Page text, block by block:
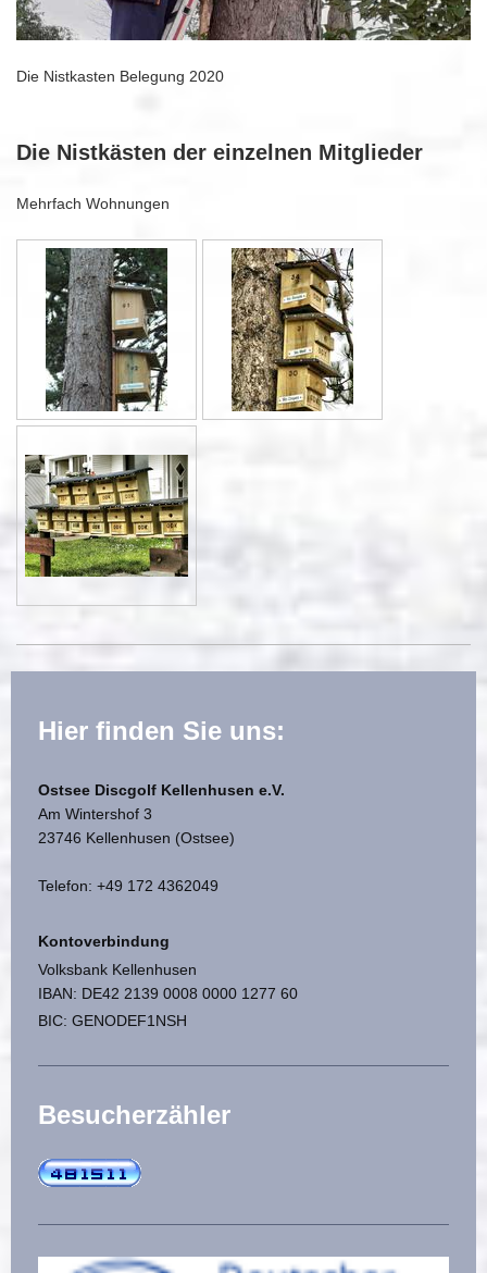
Die Nistkasten Belegung 2020
Die Nistkästen der einzelnen Mitglieder
Mehrfach Wohnungen
Hier finden Sie uns:
Ostsee Discgolf Kellenhusen e.V.
Am Wintershof 3
23746 Kellenhusen (Ostsee)
Telefon: +49 172 4362049
Kontoverbindung
Volksbank Kellenhusen
IBAN: DE42 2139 0008 0000 1277 60
BIC: GENODEF1NSH
Besucherzähler